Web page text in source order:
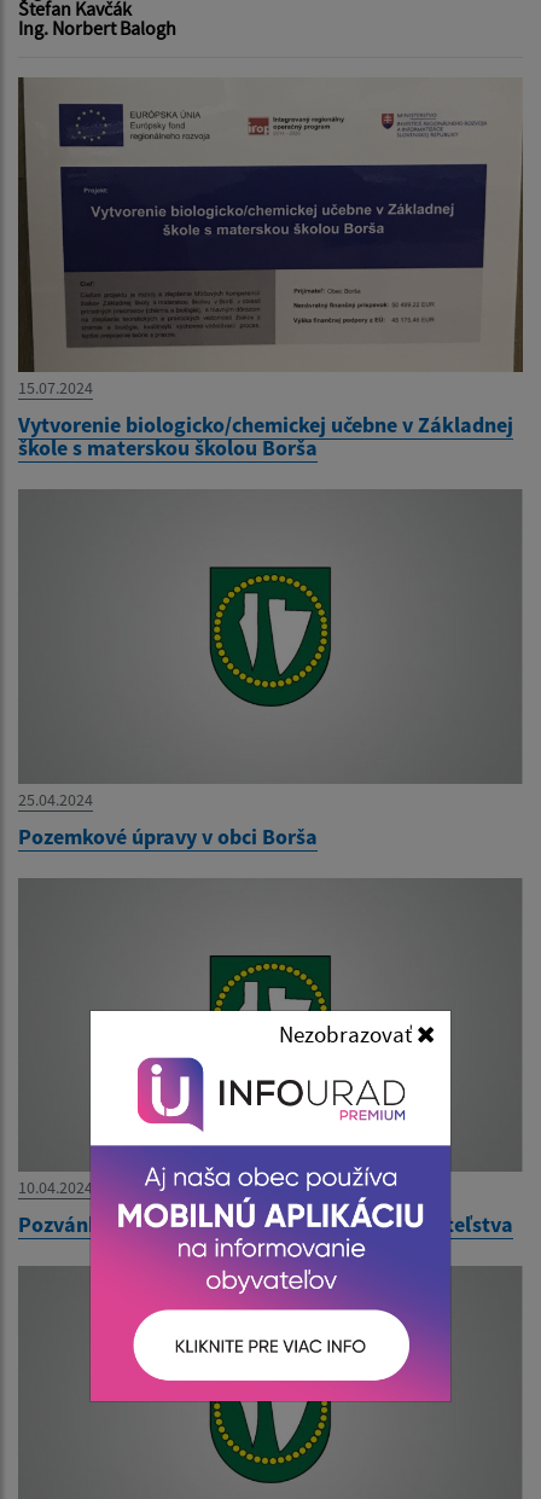
Štefan Kavčák
Ing. Norbert Balogh
15.07.2024
Vytvorenie biologicko/chemickej učebne v Základnej
škole s materskou školou Borša
25.04.2024
Pozemkové úpravy v obci Borša
10.04.2024
Pozvánka na II. zasadnutie obecného zastupiteľstva
Nezobrazovať